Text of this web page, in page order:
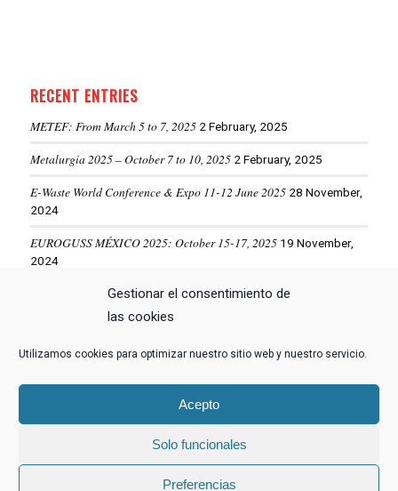
Gestionar el consentimiento de
las cookies
Utilizamos cookies para optimizar nuestro sitio web y nuestro servicio.
Acepto
Solo funcionales
Preferencias
RECENT ENTRIES
METEF: From March 5 to 7, 2025 2 February, 2025
Metalurgia 2025 – October 7 to 10, 2025 2 February, 2025
E-Waste World Conference & Expo 11-12 June 2025 28 November,
2024
EUROGUSS MÉXICO 2025: October 15-17, 2025 19 November,
2024
ALUMINIUM USA 2025: May 28-29, 202519 November, 2024
VIEW MORE NEWS
Hormesa Group- Web diseñada por